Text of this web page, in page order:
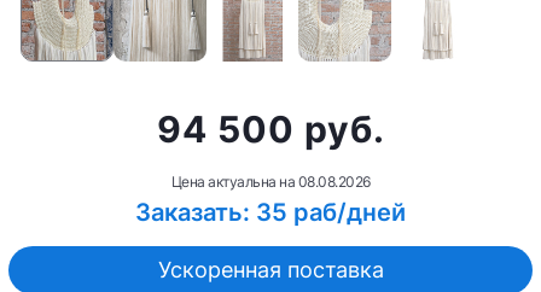
94 500 руб.
Цена актуальна на 08.08.2026
Заказать: 35 раб/дней
Ускоренная поставка